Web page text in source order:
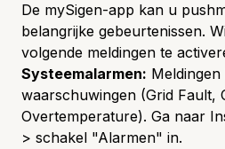
De mySigen-app kan u
belangrijke gebeurtenissen.
volgende meldingen te
Systeemalarmen:
waarschuwingen (Grid Fault,
Overtemperature). Ga naar
> schakel "Alarmen" in.